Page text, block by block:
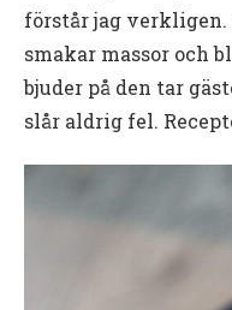
förstår jag
smakar massor och
bjuder på den tar
slår aldrig fel.